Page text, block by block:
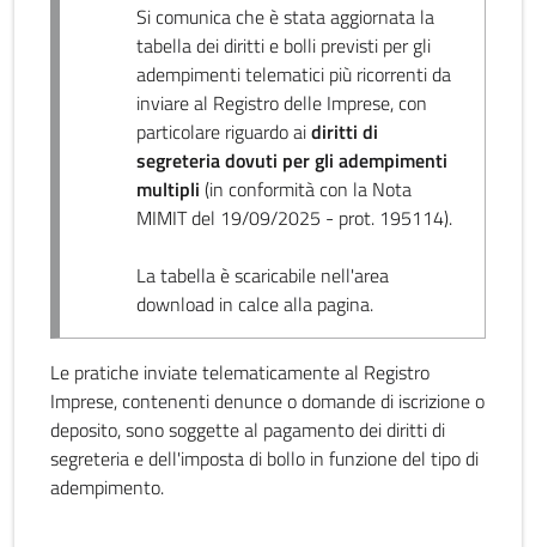
Si comunica che è stata aggiornata la
tabella dei diritti e bolli previsti per gli
adempimenti telematici più ricorrenti da
inviare al Registro delle Imprese, con
particolare riguardo aidiritti di
segreteria dovuti per gli adempimenti
multipli (in conformità con la Nota
MIMIT del 19/09/2025 - prot. 195114).
La tabella è scaricabile nell'area
download in calce alla pagina.
Le pratiche inviate telematicamente al Registro
Imprese, contenenti denunce o domande di iscrizione o
deposito, sono soggette al pagamento dei diritti di
segreteria e dell'imposta di bollo in funzione del tipo di
adempimento.